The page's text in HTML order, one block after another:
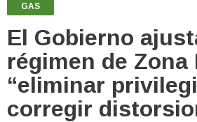
GAS
El Gobierno
régimen de Zona
“eliminar
corregir